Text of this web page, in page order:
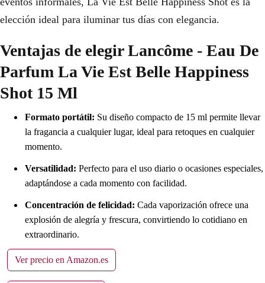
elección ideal para iluminar tus días con elegancia.
Ventajas de elegir Lancôme - Eau De
Parfum La Vie Est Belle Happiness
Shot 15 Ml
Formato portátil: Su diseño compacto de 15 ml permite llevar
la fragancia a cualquier lugar, ideal para retoques en cualquier
momento.
Versatilidad: Perfecto para el uso diario o ocasiones especiales,
adaptándose a cada momento con facilidad.
Concentración de felicidad: Cada vaporización ofrece una
explosión de alegría y frescura, convirtiendo lo cotidiano en
extraordinario.
Ver precio en Amazon.es